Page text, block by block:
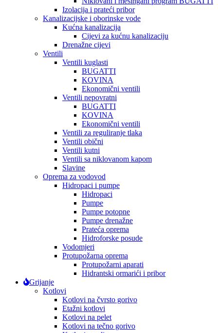
Izolacija i prateći pribor
Kanalizacijske i oborinske vode
Kućna kanalizacija
Cijevi za kućnu kanalizaciju
Drenažne cijevi
Ventili
Ventili kuglasti
BUGATTI
KOVINA
Ekonomični ventili
Ventili nepovratni
BUGATTI
KOVINA
Ekonomični ventili
Ventili za reguliranje tlaka
Ventili obični
Ventili kutni
Ventili sa niklovanom kapom
Slavine
Oprema za vodovod
Hidropaci i pumpe
Hidropaci
Pumpe
Pumpe potopne
Pumpe drenažne
Prateća oprema
Hidroforske posude
Vodomjeri
Protupožarna oprema
Protupožarni aparati
Hidrantski ormarići i pribor
Grijanje
Kotlovi
Kotlovi na čvrsto gorivo
Etažni kotlovi
Kotlovi na pelet
Kotlovi na tečno gorivo